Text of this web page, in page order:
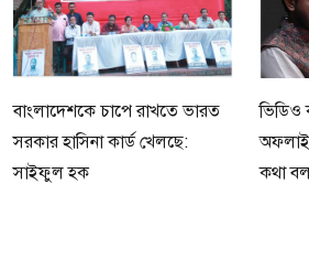
বাংলাদেশকে চাপে রাখতে ভারত
সরকার হাসিনা কার্ড খেলছে:
সাইফুল হক
ভিডিও
কথা